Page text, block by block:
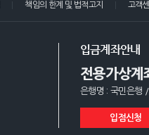
책임의 한계 및 법적고지 고객
입금계좌안내
전용가상계
은행명 : 국민은행
입점신청